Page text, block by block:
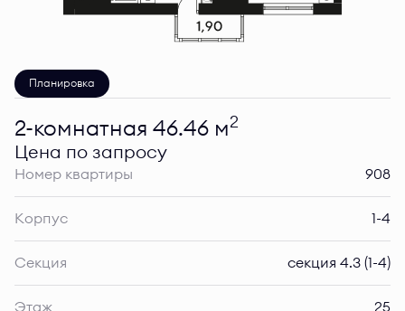
Планировка
2-комнатная 46.46 м2
Цена по запросу
Номер квартиры 908
Корпус 1-4
Секция секция 4.3 (1-4)
Этаж 25